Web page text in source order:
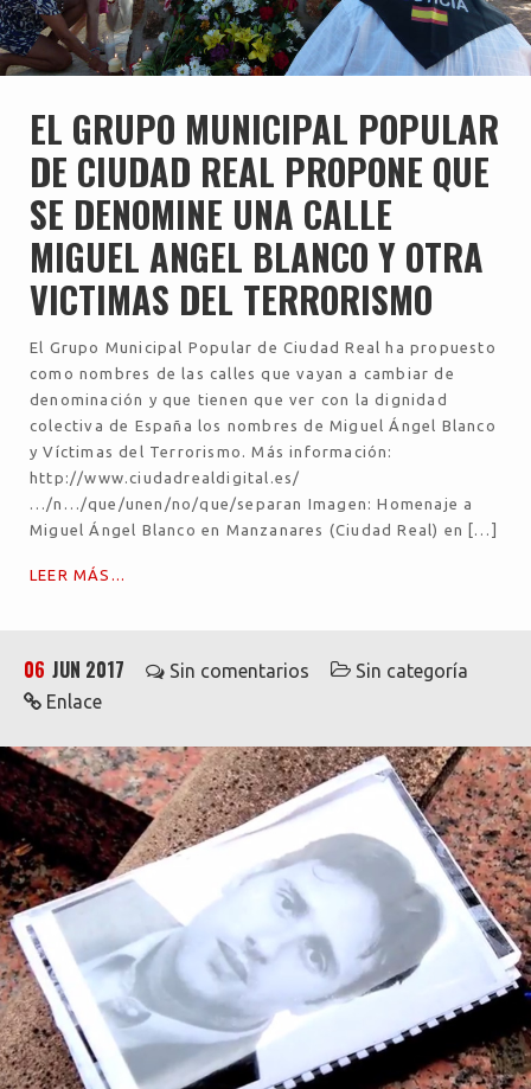
EL GRUPO MUNICIPAL POPULAR
DE CIUDAD REAL PROPONE QUE
SE DENOMINE UNA CALLE
MIGUEL ANGEL BLANCO Y OTRA
VICTIMAS DEL TERRORISMO
El Grupo Municipal Popular de Ciudad Real ha propuesto
como nombres de las calles que vayan a cambiar de
denominación y que tienen que ver con la dignidad
colectiva de España los nombres de Miguel Ángel Blanco
y Víctimas del Terrorismo. Más información:
http://www.ciudadrealdigital.es/
…/n…/que/unen/no/que/separan Imagen: Homenaje a
Miguel Ángel Blanco en Manzanares (Ciudad Real) en […]
LEER MÁS...
06 JUN 2017 Sin comentarios
Sin categoría
Enlace